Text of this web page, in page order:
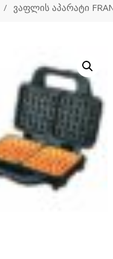
ვაფლის აპარატი